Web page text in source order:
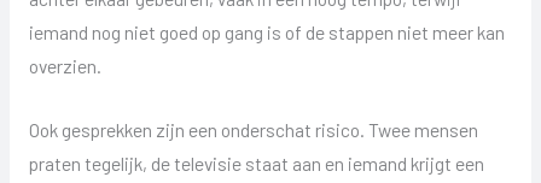
iemand nog niet goed op gang is of de stappen niet meer kan
overzien.
Ook gesprekken zijn een onderschat risico. Twee mensen
praten tegelijk, de televisie staat aan en iemand krijgt een